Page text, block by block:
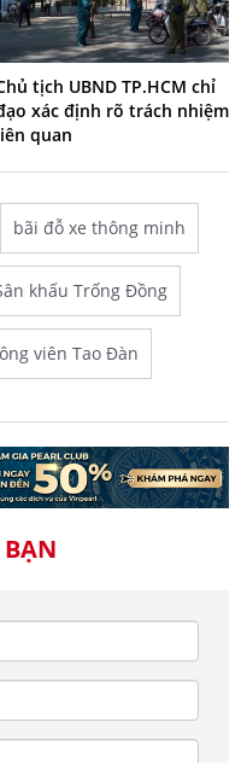
tịch UBND TP.HCM chỉ
xác định rõ trách nhiệm
quan
bãi đỗ xe thông minh
khấu Trống Đồng
viên Tao Đàn